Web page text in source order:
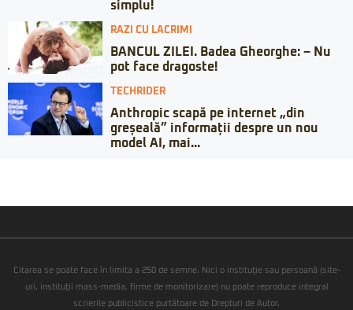
simplu!
RAZI CU LACRIMI
BANCUL ZILEI. Badea Gheorghe: – Nu
pot face dragoste!
TECHRIDER
Anthropic scapă pe internet „din
greșeală” informații despre un nou
model AI, mai...
Citarea se poate face în limita a 250 de semne. Nici o instituţie sau persoană (site-
uri, instituţii mass-media, firme de monitorizare) nu poate reproduce integral
scrierile publicistice purtătoare de Drepturi de Autor.